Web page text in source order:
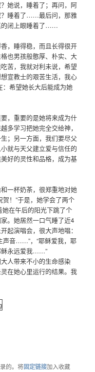
她说，睡着了；再问，阿
？睡着了……最后问，那雅
的闭上眼睡着了……
，睡得稳，而且长得很开
也男孩般憨厚、朴实、大
苦，我就对利未说，希望
宣教士的艰苦生活，我心
希望她长大后能成为她
，重要的是她将来成为什
多学习把她完全交给神，
；另一方面，我们要尽父
就与天父建立爱与信任的
好的灵性和品格，成为基
一杯奶茶，很郑重地对她
！”于是，她学会了两个
她在午后的阳光下跳了个
。她居然一口气睡了近4
起演唱会，很大声地唱：
声音……”，“耶稣爱我，耶
稣永远爱我……”
人带来不小的生命感染
在她心里运行的结果。我
的。将固定链接加入收藏